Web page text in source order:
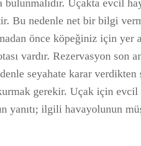
Uçakta evcil
Bu nedenle net bir bilgi
önce köpeğiniz için yer
vardır. Rezervasyon son
seyahate karar verdikten
gerekir. Uçak için evcil
yanıtı; ilgili havayolunun